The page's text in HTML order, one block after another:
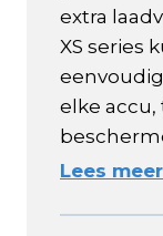
extra
XS series
elke
Lees